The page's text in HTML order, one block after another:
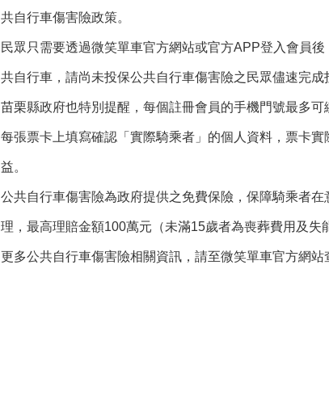
共自行車傷害險政策。
民眾只需要透過微笑單車官方網站或官方APP登入會員
共自行車，請尚未投保公共自行車傷害險之民眾儘速完成
苗栗縣政府也特別提醒，每個註冊會員的手機門號最多
每張票卡上填寫確認「實際騎乘者」的個人資料，票卡
益。
公共自行車傷害險為政府提供之免費保險，保障騎乘者
理，最高理賠金額100萬元（未滿15歲者為喪葬費用及失
更多公共自行車傷害險相關資訊，請至微笑單車官方網